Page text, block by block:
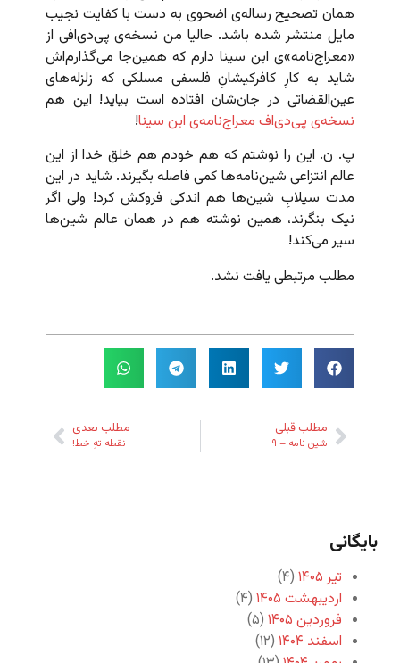
همان تصحیح رساله‌ی اضحوی به دست با کفایت نجیب
مایل منتشر شده باشد. حالیا من نسخه‌ی پی‌دی‌افی از
«معراج‌نامه»ی ابن سینا دارم که همین‌جا می‌گذارم‌اش
شاید به کارِ کافرکیشانِ فلسفی مسلکی که زلزله‌های
عین‌القضاتی در جان‌شان افتاده است بیاید! این هم
نسخه‌ی پی‌دی‌اف معراج‌نامه‌ی ابن سینا!
پ. ن. این را نوشتم که هم خودم هم خلق خدا از این
عالم انتزاعی شین‌نامه‌ها کمی فاصله بگیرند. شاید در این
مدت سیلابِ شین‌ها هم اندکی فروکش کرد! ولی اگر
نیک بنگرند، همین نوشته هم در همان عالم شین‌ها
سیر می‌کند!
مطلب مرتبطی یافت نشد.
مطلب قبلی
شین نامه – ۹
مطلب بعدی
نقطه تهِ خط!
بایگانی
تیر ۱۴۰۵
(۴)
اردیبهشت ۱۴۰۵
(۴)
فروردین ۱۴۰۵
(۵)
اسفند ۱۴۰۴
(۱۲)